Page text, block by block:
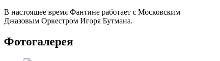
В настоящее время Фантине работает с Московским
Джазовым Оркестром Игоря Бутмана.
Фотогалерея